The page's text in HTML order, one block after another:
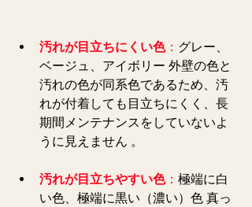
汚れが目立ちにくい色： グレー、
ベージュ、アイボリー 外壁の色と
汚れの色が同系色であるため、汚
れが付着しても目立ちにくく、長
期間メンテナンスをしていないよ
うに見えません 。
汚れが目立ちやすい色： 極端に白
い色、極端に黒い（濃い）色 真っ